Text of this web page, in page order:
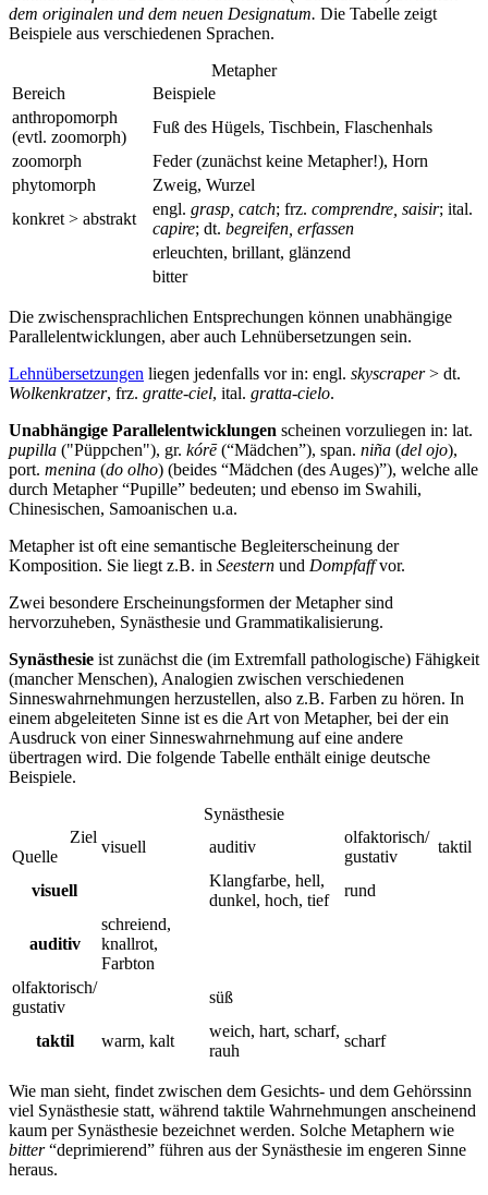
dem originalen und dem neuen Designatum. Die Tabelle zeigt
Beispiele aus verschiedenen Sprachen.
Metapher
Bereich
Beispiele
anthropomorph
(evtl. zoomorph)
Fuß des Hügels, Tischbein, Flaschenhals
zoomorph
Feder (zunächst keine Metapher!), Horn
phytomorph
Zweig, Wurzel
konkret > abstrakt
engl. grasp, catch; frz. comprendre, saisir; ital.
capire; dt. begreifen, erfassen
erleuchten, brillant, glänzend
bitter
Die zwischensprachlichen Entsprechungen können unabhängige
Parallelentwicklungen, aber auch Lehnübersetzungen sein.
Lehnübersetzungen liegen jedenfalls vor in: engl. skyscraper> dt.
Wolkenkratzer, frz. gratte-ciel, ital. gratta-cielo.
Unabhängige Parallelentwicklungen scheinen vorzuliegen in: lat.
pupilla ("Püppchen"), gr. kórē(“Mädchen”), span. niña (del ojo),
port. menina (do olho) (beides “Mädchen (des Auges)”), welche alle
durch Metapher “Pupille” bedeuten; und ebenso im Swahili,
Chinesischen, Samoanischen u.a.
Metapher ist oft eine semantische Begleiterscheinung der
Komposition. Sie liegt z.B. in Seestern und Dompfaffvor.
Zwei besondere Erscheinungsformen der Metapher sind
hervorzuheben, Synästhesie und Grammatikalisierung.
Synästhesie ist zunächst die (im Extremfall pathologische) Fähigkeit
(mancher Menschen), Analogien zwischen verschiedenen
Sinneswahrnehmungen herzustellen, also z.B. Farben zu hören. In
einem abgeleiteten Sinne ist es die Art von Metapher, bei der ein
Ausdruck von einer Sinneswahrnehmung auf eine andere
übertragen wird. Die folgende Tabelle enthält einige deutsche
Beispiele.
Synästhesie
Ziel
Quelle
visuell auditiv
olfaktorisch/
gustativ
taktil
visuell
Klangfarbe, hell,
dunkel, hoch, tief
rund
auditiv
schreiend,
knallrot,
Farbton
olfaktorisch/
gustativ
süß
taktil warm, kalt
weich, hart, scharf,
rauh
scharf
Wie man sieht, findet zwischen dem Gesichts- und dem Gehörssinn
viel Synästhesie statt, während taktile Wahrnehmungen anscheinend
kaum per Synästhesie bezeichnet werden. Solche Metaphern wie
bitter“deprimierend” führen aus der Synästhesie im engeren Sinne
heraus.